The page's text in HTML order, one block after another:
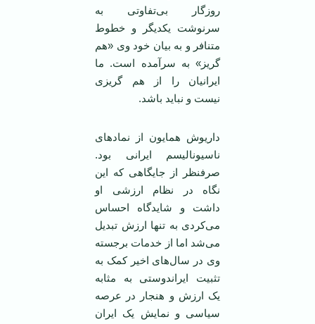
روزگار بی‌تفاوتی به
سرنوشت یکدیگر و خطوط
متنافر و به بیان خود وی «هم
گریز» به سرآمده است. ما
ایرانیان را از هم گریزی
نیست و نباید باشد.
داریوش همایون از نمادهای
ناسیونالیسم ایرانی بود.
صرفنظر از جایگاهی که این
نگاه در نظام ارزشی او
داشت و شاید‌گاه احساس
می‌کردی به تنها ارزش تبدیل
می‌شد اما از خدمات برجسته
وی در سال‌های اخیر کمک به
تثبیت ایراندوستی به مثابه
یک ارزش و هنجار در عرصه
سیاسی و نمایش یک ایران